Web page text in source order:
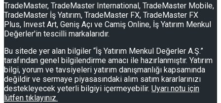
TradeMaster, TradeMaster International, TradeMaster Mobile,
TradeMaster İş Yatırım, TradeMaster FX, TradeMaster FX
Plus, Invest Art, Geniş Açı ve Camiş Online, İş Yatırım Menkul
Değerler'in tescilli markalarıdır.
Bu sitede yer alan bilgiler “İş Yatırım Menkul Değerler A.Ş.”
tarafından genel bilgilendirme amacı ile hazırlanmıştır. Yatırım
bilgi, yorum ve tavsiyeleri yatırım danışmanlığı kapsamında
değildir ve sermaye piyasasındaki alım satım kararlarınızı
destekleyecek yeterli bilgiyi içermeyebilir. Uyarı notu için
lütfen tıklayınız.